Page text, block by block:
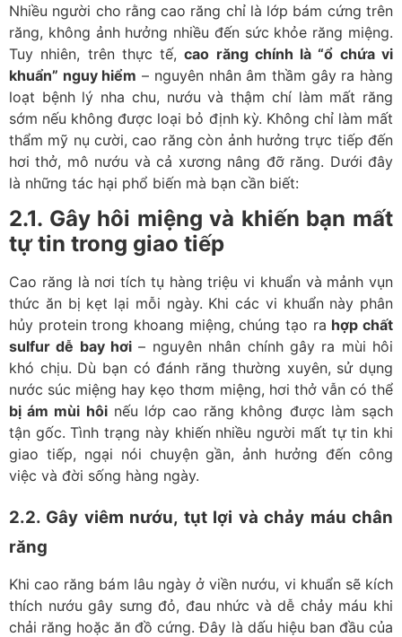
Nhiều người cho rằng cao răng chỉ là lớp bám cứng trên
răng, không ảnh hưởng nhiều đến sức khỏe răng miệng.
Tuy nhiên, trên thực tế,cao răng chính là “ổ chứa vi
khuẩn” nguy hiểm – nguyên nhân âm thầm gây ra hàng
loạt bệnh lý nha chu, nướu và thậm chí làm mất răng
sớm nếu không được loại bỏ định kỳ. Không chỉ làm mất
thẩm mỹ nụ cười, cao răng còn ảnh hưởng trực tiếp đến
hơi thở, mô nướu và cả xương nâng đỡ răng. Dưới đây
là những tác hại phổ biến mà bạn cần biết:
2.1. Gây hôi miệng và khiến bạn mất
tự tin trong giao tiếp
Cao răng là nơi tích tụ hàng triệu vi khuẩn và mảnh vụn
thức ăn bị kẹt lại mỗi ngày. Khi các vi khuẩn này phân
hủy protein trong khoang miệng, chúng tạo ra hợp chất
sulfur dễ bay hơi – nguyên nhân chính gây ra mùi hôi
khó chịu. Dù bạn có đánh răng thường xuyên, sử dụng
nước súc miệng hay kẹo thơm miệng, hơi thở vẫn có thể
bị ám mùi hôinếu lớp cao răng không được làm sạch
tận gốc. Tình trạng này khiến nhiều người mất tự tin khi
giao tiếp, ngại nói chuyện gần, ảnh hưởng đến công
việc và đời sống hàng ngày.
2.2. Gây viêm nướu, tụt lợi và chảy máu chân
răng
Khi cao răng bám lâu ngày ở viền nướu, vi khuẩn sẽ kích
thích nướu gây sưng đỏ, đau nhức và dễ chảy máu khi
chải răng hoặc ăn đồ cứng. Đây là dấu hiệu ban đầu của